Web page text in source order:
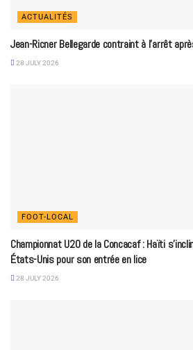
ACTUALITÉS
Jean-Ricner Bellegarde contraint à l’arrêt
28 JULY 2026
FOOT-LOCAL
Championnat U20 de la Concacaf : Haïti
États-Unis pour son entrée en lice
28 JULY 2026